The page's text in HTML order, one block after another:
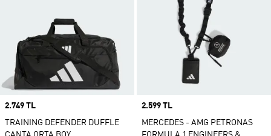
Price
2.749 TL
TRAINING DEFENDER DUFFLE
Price
2.599 TL
MERCEDES - AMG PETRONAS